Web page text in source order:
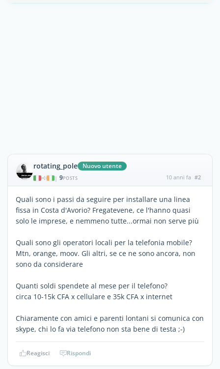
rotating_pole Nuovo utente
| 9POSTS 10 anni fa #2
Quali sono i passi da seguire per installare una linea
fissa in Costa d'Avorio? Fregatevene, ce l'hanno quasi
solo le imprese, e nemmeno tutte...ormai non serve più
Quali sono gli operatori locali per la telefonia mobile?
Mtn, orange, moov. Gli altri, se ce ne sono ancora, non
sono da considerare
Quanti soldi spendete al mese per il telefono?
circa 10-15k CFA x cellulare e 35k CFA x internet
Chiaramente con amici e parenti lontani si comunica con
skype, chi lo fa via telefono non sta bene di testa ;-)
Reagisci Rispondi